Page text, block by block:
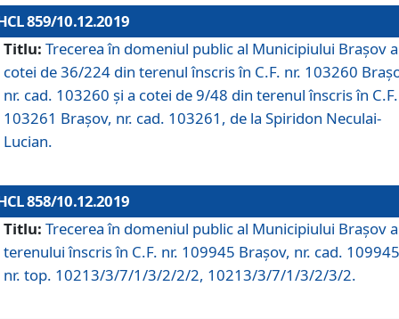
859/10.12.2019
Titlu: Trecerea în domeniul public al Municipiului Braşov a
cotei de 36/224 din terenul înscris în C.F. nr. 103260
nr. cad. 103260 și a cotei de 9/48 din terenul înscris în
103261 Brașov, nr. cad. 103261, de la Spiridon Neculai-
Lucian.
858/10.12.2019
Titlu: Trecerea în domeniul public al Municipiului Braşov a
terenului înscris în C.F. nr. 109945 Brașov, nr. cad.
nr. top. 10213/3/7/1/3/2/2/2, 10213/3/7/1/3/2/3/2.